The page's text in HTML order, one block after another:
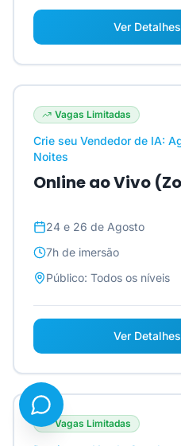
Ver
Vagas Limitadas
Crie seu Vendedor de IA:
Noites
Online ao Vivo
24 e 26 de Agosto
7h de imersão
Público: Todos os níveis
Ver
Vagas Limitadas